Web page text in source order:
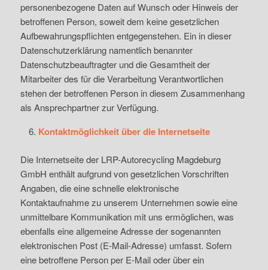
personenbezogene Daten auf Wunsch oder Hinweis der
betroffenen Person, soweit dem keine gesetzlichen
Aufbewahrungspflichten entgegenstehen. Ein in dieser
Datenschutzerklärung namentlich benannter
Datenschutzbeauftragter und die Gesamtheit der
Mitarbeiter des für die Verarbeitung Verantwortlichen
stehen der betroffenen Person in diesem Zusammenhang
als Ansprechpartner zur Verfügung.
Kontaktmöglichkeit über die Internetseite
Die Internetseite der LRP-Autorecycling Magdeburg
GmbH enthält aufgrund von gesetzlichen Vorschriften
Angaben, die eine schnelle elektronische
Kontaktaufnahme zu unserem Unternehmen sowie eine
unmittelbare Kommunikation mit uns ermöglichen, was
ebenfalls eine allgemeine Adresse der sogenannten
elektronischen Post (E-Mail-Adresse) umfasst. Sofern
eine betroffene Person per E-Mail oder über ein